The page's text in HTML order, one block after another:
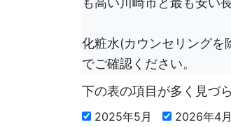
化粧水(カウンセリングを
でご確認ください。
下の表の項目が多く見づ
2025年5月 2026年4